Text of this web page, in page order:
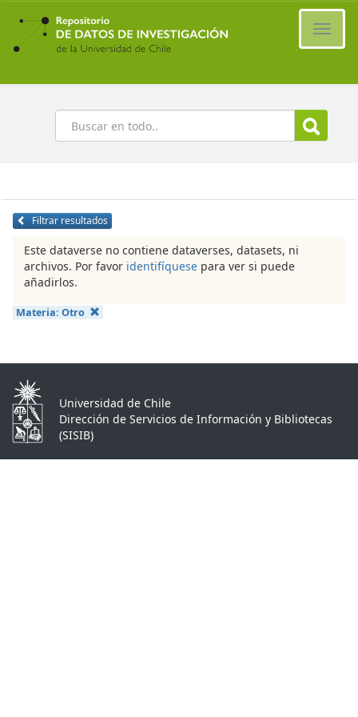
Ir
contenido
principal
Buscar
Filtrar resultados
Este dataverse no contiene dataverses, datasets, ni
archivos. Por favor identifíquese para ver si puede
añadirlos.
Materia: Otro
Universidad de Chile
Dirección de Servicios de Información y Bibliotecas
(SISIB)